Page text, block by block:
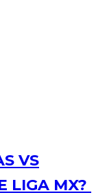
VS
LIGA MX?